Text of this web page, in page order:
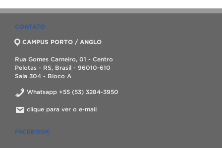
CONTATO
CAMPUS PORTO / ANGLO
Rua Gomes Carneiro, 01 - Centro
Pelotas - RS, Brasil - 96010-610
Sala 304 - Bloco A
Whatsapp +55 (53) 3284-3950
clique para ver o e-mail
FACEBOOK